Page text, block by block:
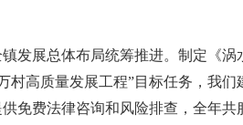
发展总体布局统筹推进。制定《涡
村高质量发展工程”目标任务，我
免费法律咨询和风险排查，全年共